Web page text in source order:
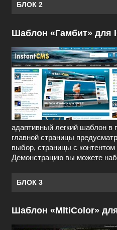
БЛОК 2
Шаблон «Гамбит» для
адаптивный легкий шаблон в
главной страницы
выбор, страницы с контентом
Демонстрацию вы можете
БЛОК 3
Шаблон «MltiColor»